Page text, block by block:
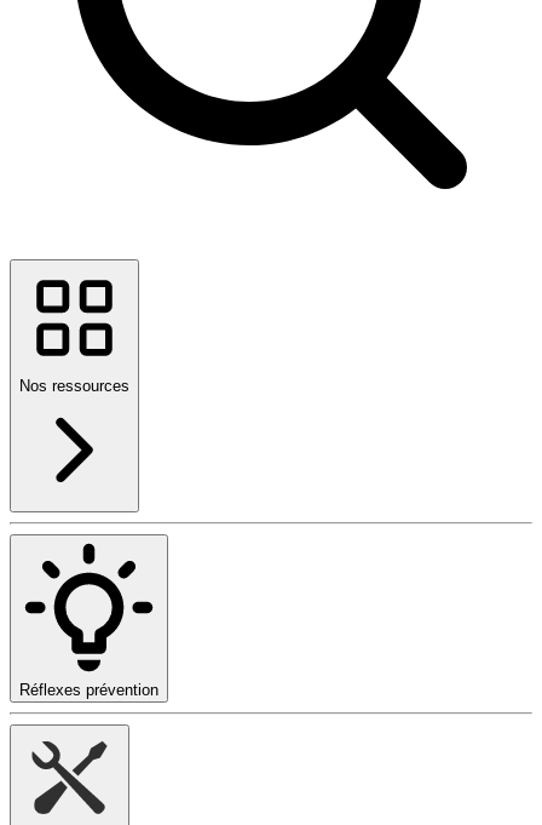
Nos ressources
Réflexes prévention